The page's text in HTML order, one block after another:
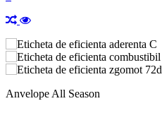
C
Anvelope All Season